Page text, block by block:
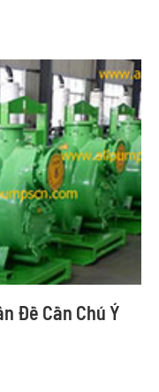
Đề Cần Chú Ý